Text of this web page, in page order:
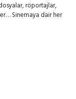
röportajlar,
Sinemaya dair her